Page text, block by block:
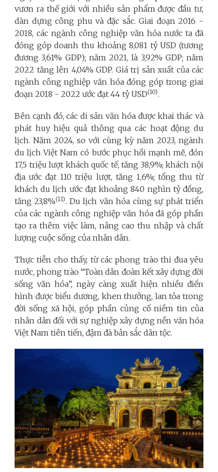
vươn ra thế giới với nhiều sản phẩm được đầu tư,
dàn dựng công phu và đặc sắc. Giai đoạn 2016 -
2018, các ngành công nghiệp văn hóa nước ta đã
đóng góp doanh thu khoảng 8,081 tỷ USD (tương
đương 3,61% GDP); năm 2021, là 3,92% GDP; năm
2022 tăng lên 4,04% GDP. Giá trị sản xuất của các
ngành công nghiệp văn hóa đóng góp trong giai
đoạn 2018 - 2022 ước đạt 44 tỷ USD(10).
Bên cạnh đó, các di sản văn hóa được khai thác và
phát huy hiệu quả thông qua các hoạt động du
lịch. Năm 2024, so với cùng kỳ năm 2023, ngành
du lịch Việt Nam có bước phục hồi mạnh mẽ, đón
17,5 triệu lượt khách quốc tế, tăng 38,9%; khách nội
địa ước đạt 110 triệu lượt, tăng 1,6%; tổng thu từ
khách du lịch ước đạt khoảng 840 nghìn tỷ đồng,
tăng 23,8%(11). Du lịch văn hóa cùng sự phát triển
của các ngành công nghiệp văn hóa đã góp phần
tạo ra thêm việc làm, nâng cao thu nhập và chất
lượng cuộc sống của nhân dân.
Thực tiễn cho thấy, từ các phong trào thi đua yêu
nước, phong trào “Toàn dân đoàn kết xây dựng đời
sống văn hóa”, ngày càng xuất hiện nhiều điển
hình được biểu dương, khen thưởng, lan tỏa trong
đời sống xã hội, góp phần củng cố niềm tin của
nhân dân đối với sự nghiệp xây dựng nền văn hóa
Việt Nam tiên tiến, đậm đà bản sắc dân tộc.